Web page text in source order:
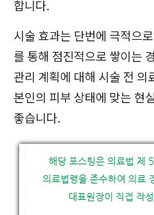
합니다.
시술 효과는 단번에 극적으
를 통해 점진적으로 쌓이는
관리 계획에 대해 시술 전 의
본인의 피부 상태에 맞는 현
좋습니다.